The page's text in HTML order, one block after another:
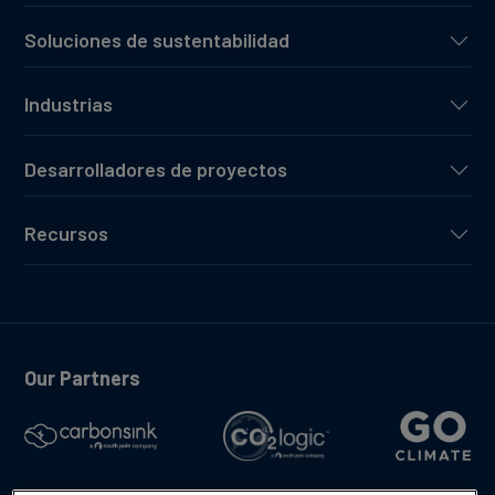
Soluciones de sustentabilidad
Industrias
Desarrolladores de proyectos
Recursos
Our Partners